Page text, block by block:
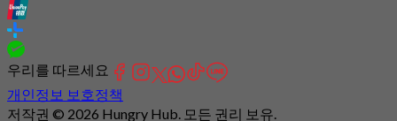
우리를 따르세요
개인정보 보호정책
저작권 © 2026 Hungry Hub. 모든 권리 보유.